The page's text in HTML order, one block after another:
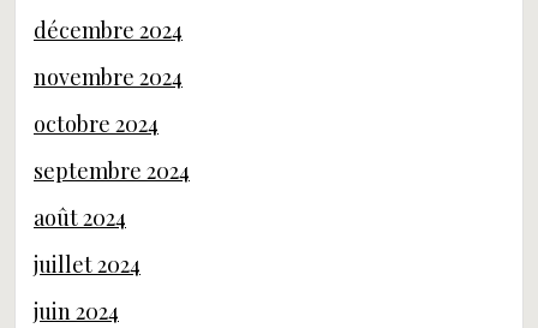
décembre 2024
novembre 2024
octobre 2024
septembre 2024
août 2024
juillet 2024
juin 2024